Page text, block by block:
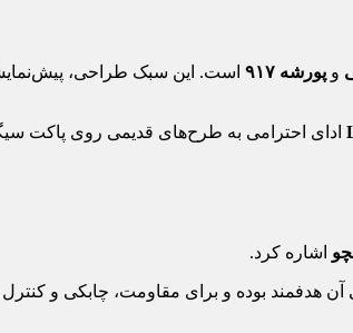
و پورشه ۹۱۷
است. این سبک طراحی،
ادای احترامی به طرح‌های قدیمی روی پاکت
اشاره کرد.
هدفمند بوده و برای مقاومت، چابکی و